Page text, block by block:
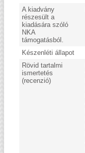
A kiadvány
részesült a
kiadására szóló
NKA
támogatásból.
Készenléti állapot
Rövid tartalmi
ismertetés
(recenzió)